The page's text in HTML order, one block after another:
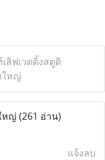
ลิฟเวดดิ้งสตูดิ
ใหญ่
หญ่ (261 อ่าน)
แจ้งลบ